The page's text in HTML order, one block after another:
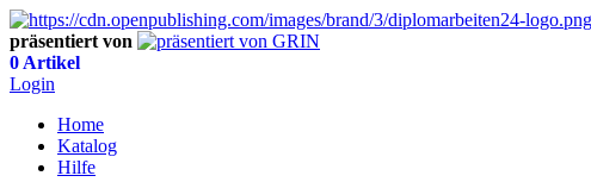
präsentiert von
0 Artikel
Login
Home
Katalog
Hilfe